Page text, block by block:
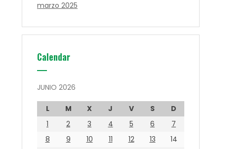
marzo 2025
Calendar
JUNIO 2026
L M X J V S
D
1
2 3 4 5 6
7
8
9 10 11 12 13
14